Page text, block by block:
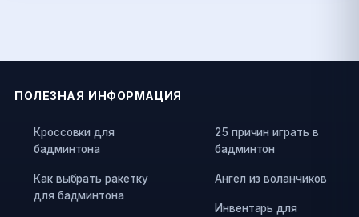
ПОЛЕЗНАЯ ИНФОРМАЦИЯ
Кроссовки для
бадминтона
Как выбрать ракетку
для бадминтона
25 причин играть в
бадминтон
Ангел из воланчиков
Инвентарь для